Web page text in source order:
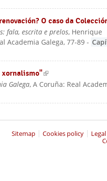
O caso da
fala, escrita e prelos, Henrique
Academia Galega, 77-89 -
(link is external)
Galega, A Coruña: Real
Cookies policy
Sitemap